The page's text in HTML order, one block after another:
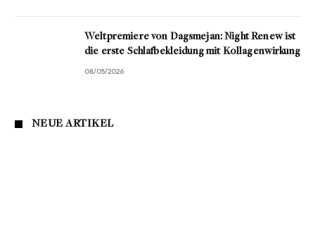
Weltpremiere von Dagsmejan: Night Renew ist
die erste Schlafbekleidung mit Kollagenwirkung
08/05/2026
NEUE ARTIKEL